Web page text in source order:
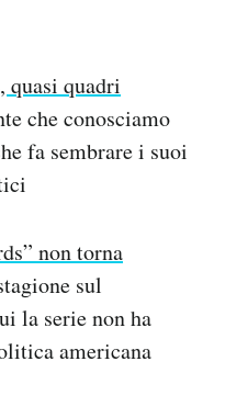
quasi quadri
che conosciamo
fa sembrare i suoi
non torna
sul
la serie non ha
americana